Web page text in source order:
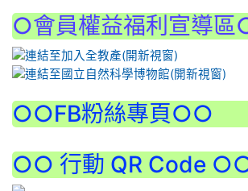
○會員權益福利宣導區
○○FB粉絲專頁○○
○○ 行動 QR Code